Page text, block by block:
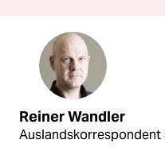
Reiner Wandler
Auslandskorrespondent